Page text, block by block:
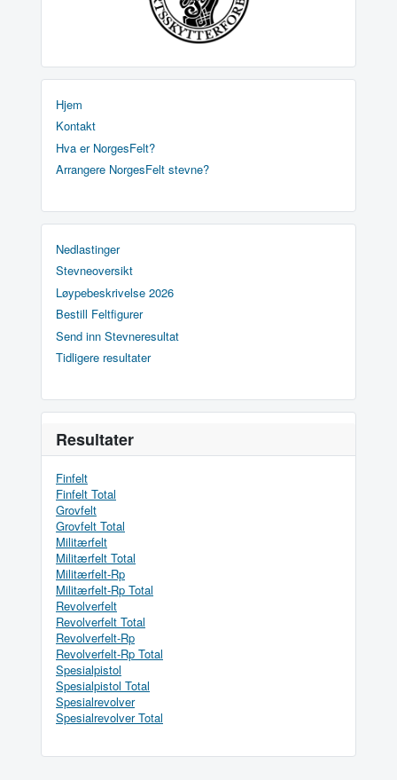
Hjem
Kontakt
Hva er NorgesFelt?
Arrangere NorgesFelt stevne?
Nedlastinger
Stevneoversikt
Løypebeskrivelse 2026
Bestill Feltfigurer
Send inn Stevneresultat
Tidligere resultater
Resultater
Finfelt
Finfelt Total
Grovfelt
Grovfelt Total
Militærfelt
Militærfelt Total
Militærfelt-Rp
Militærfelt-Rp Total
Revolverfelt
Revolverfelt Total
Revolverfelt-Rp
Revolverfelt-Rp Total
Spesialpistol
Spesialpistol Total
Spesialrevolver
Spesialrevolver Total